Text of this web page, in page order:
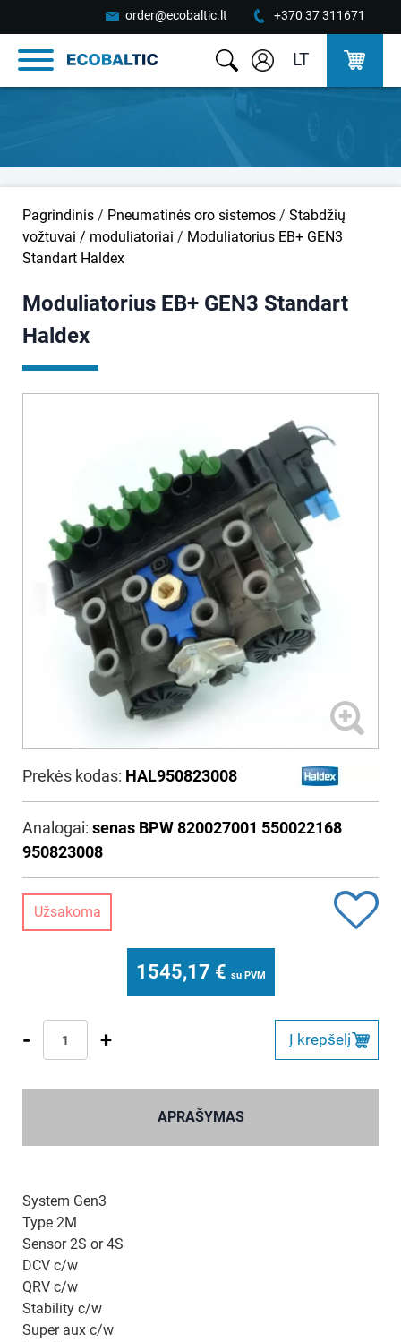
order@ecobaltic.lt +370 37 311671
LT
Pagrindinis / Pneumatinės oro sistemos / Stabdžių
vožtuvai / moduliatoriai / Moduliatorius EB+ GEN3
Standart Haldex
Moduliatorius EB+ GEN3 Standart
Haldex
Prekės kodas: HAL950823008
Analogai: senas BPW 820027001 550022168
950823008
Užsakoma
1545,17 € su PVM
- + Į krepšelį
APRAŠYMAS
System Gen3
Type 2M
Sensor 2S or 4S
DCV c/w
QRV c/w
Stability c/w
Super aux c/w